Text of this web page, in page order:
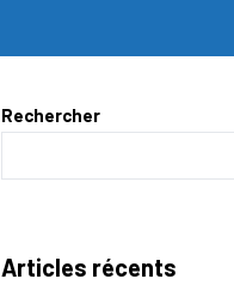
Rechercher
Articles récents